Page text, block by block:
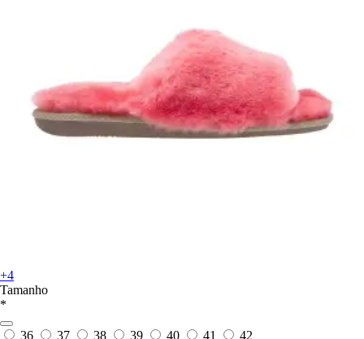
+4
Tamanho
*
36 37 38 39 40 41
42